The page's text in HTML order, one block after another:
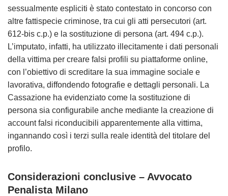
sessualmente espliciti è stato contestato in concorso con
altre fattispecie criminose, tra cui gli atti persecutori (art.
612-bis c.p.) e la sostituzione di persona (art. 494 c.p.).
L’imputato, infatti, ha utilizzato illecitamente i dati personali
della vittima per creare falsi profili su piattaforme online,
con l’obiettivo di screditare la sua immagine sociale e
lavorativa, diffondendo fotografie e dettagli personali. La
Cassazione ha evidenziato come la sostituzione di
persona sia configurabile anche mediante la creazione di
account falsi riconducibili apparentemente alla vittima,
ingannando così i terzi sulla reale identità del titolare del
profilo.
Considerazioni conclusive – Avvocato
Penalista Milano